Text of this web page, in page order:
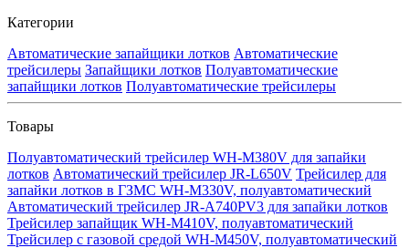
Категории
Автоматические запайщики лотков Автоматические
трейсилеры Запайщики лотков Полуавтоматические
запайщики лотков Полуавтоматические трейсилеры
Товары
Полуавтоматический трейсилер WH-M380V для запайки
лотков Автоматический трейсилер JR-L650V Трейсилер для
запайки лотков в ГЗМС WH-M330V, полуавтоматический
Автоматический трейсилер JR-A740PV3 для запайки лотков
Трейсилер запайщик WH-M410V, полуавтоматический
Трейсилер с газовой средой WH-M450V, полуавтоматический